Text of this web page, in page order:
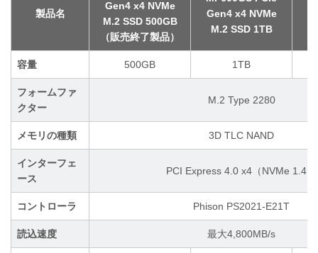
製品名
Gen4 x4 NVMe
M.2 SSD 500GB
（販売終了製品）
Gen4 x4 NVMe
M.2 SSD 1TB
容量 500GB 1TB
フォームファ
クター
M.2 Type 2280
メモリの種類 3D TLC NAND
インターフェ
ース
PCI Express 4.0 x4（NVMe 1.4）
コントローラ Phison PS2021-E21T
読込速度 最大4,800MB/s